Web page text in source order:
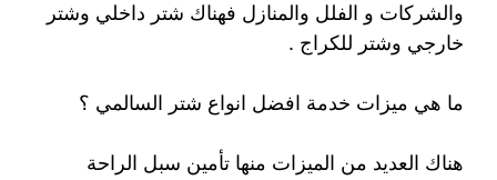
والشركات و الفلل والمنازل فهناك شتر داخلي وشتر
خارجي وشتر للكراج .
ما هي ميزات خدمة افضل انواع شتر السالمي ؟
هناك العديد من الميزات منها تأمين سبل الراحة